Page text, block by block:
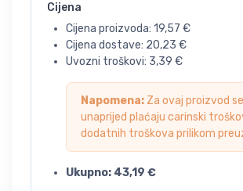
Cijena
Cijena proizvoda: 19,57 €
Cijena dostave: 20,23 €
Uvozni troškovi: 3,39 €
Napomena: Za ovaj proizvod se
unaprijed plaćaju carinski
dodatnih troškova prilikom
Ukupno: 43,19 €